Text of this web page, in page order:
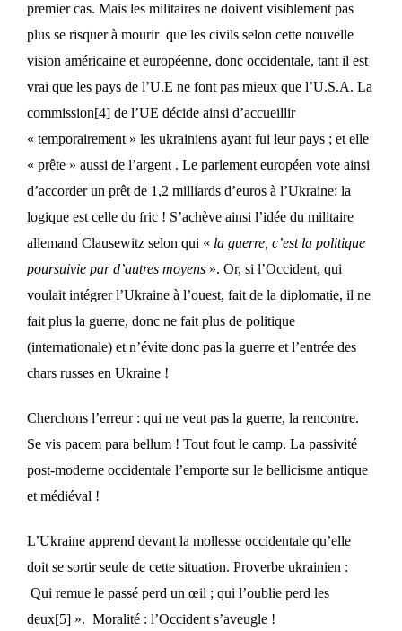
premier cas. Mais les militaires ne doivent visiblement pas
plus se risquer à mourir que les civils selon cette nouvelle
vision américaine et européenne, donc occidentale, tant il est
vrai que les pays de l’U.E ne font pas mieux que l’U.S.A. La
commission[4] de l’UE décide ainsi d’accueillir
« temporairement » les ukrainiens ayant fui leur pays ; et elle
« prête » aussi de l’argent . Le parlement européen vote ainsi
d’accorder un prêt de 1,2 milliards d’euros à l’Ukraine: la
logique est celle du fric ! S’achève ainsi l’idée du militaire
allemand Clausewitz selon qui « la guerre, c’est la politique
poursuivie par d’autres moyens ». Or, si l’Occident, qui
voulait intégrer l’Ukraine à l’ouest, fait de la diplomatie, il ne
fait plus la guerre, donc ne fait plus de politique
(internationale) et n’évite donc pas la guerre et l’entrée des
chars russes en Ukraine !
Cherchons l’erreur : qui ne veut pas la guerre, la rencontre.
Se vis pacem para bellum ! Tout fout le camp. La passivité
post-moderne occidentale l’emporte sur le bellicisme antique
et médiéval !
L’Ukraine apprend devant la mollesse occidentale qu’elle
doit se sortir seule de cette situation. Proverbe ukrainien :
Qui remue le passé perd un œil ; qui l’oublie perd les
deux[5] ». Moralité : l’Occident s’aveugle !